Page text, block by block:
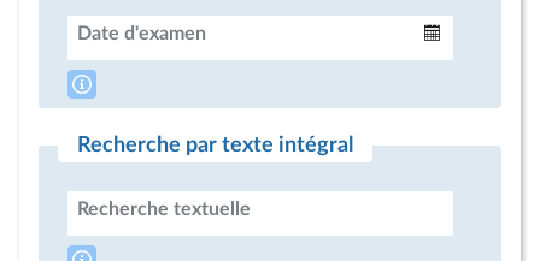
Date d'examen
Recherche par texte intégral
Recherche textuelle